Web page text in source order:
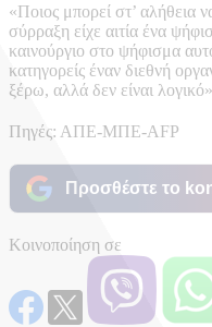
«Ποιος μπορεί στ’ αλήθεια
σύρραξη είχε αιτία ένα
καινούργιο στο ψήφισμα
κατηγορείς έναν διεθνή
ξέρω, αλλά δεν είναι
Πηγές: ΑΠΕ-ΜΠΕ-AFP
Προσθέστε το
Κοινοποίηση σε